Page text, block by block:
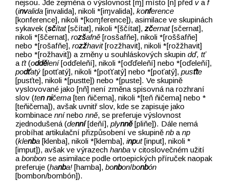
nejsou. Jde zejména o výslovnost [ɱ] místo [n] před v af
(invalida [invalida], nikoli *[iɱvalida],konference
[konference], nikoli *[koɱference]), asimilace ve skupinách
sykavek (sčítat[sčítat], nikoli *[ščítat],zčernat[sčernat],
nikoli *[ščernat],rozšafně [rosšafňe], nikoli *[roššafňe]
nebo *[rošafňe],rozžhavit[rozžhavit], nikoli *[rožžhavit]
nebo *[rožhavit]) a změny u souhláskových skupindď, tť
aťt(oddělení[odďeleňí], nikoli *[oďďeleňí] nebo *[oďeleňí],
podťatý[potťatý], nikoli *[poťťatý] nebo *[poťatý],pusťte
[pusťte], nikoli *[pustte]) nebo *[puste]. Ve skupině
vyslovované jako [nň] není změna spisovná na rozhraní
slov (ten ničema [ten ňičema], nikoli *[teň ňičema] nebo *
[teňičema]), avšak uvnitř slov, kde se zapisuje jako
kombinacennínebonně, se preferuje výslovnost
zjednodušená (denní[deňí],plynně[pliňe]). Dále nemá
probíhat artikulační přizpůsobení ve skupiněnb anp
(klenba [klenba], nikoli *[klemba],input[input], nikoli *
[imput]), avšak ve výrazechhanba v citoslovečném užití
abonbon se asimilace podle ortoepických příruček naopak
preferuje (hanba![hamba],bonbon/bonbón
[bombon/bombón]).